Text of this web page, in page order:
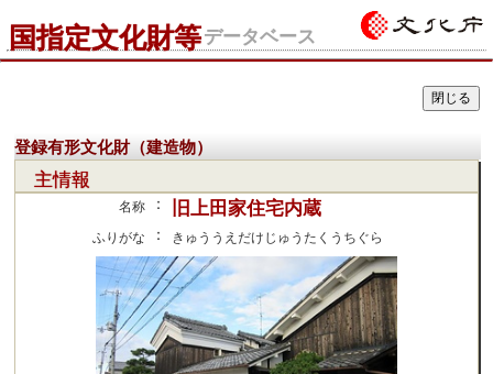
国指定文化財等データベース
登録有形文化財（建造物）
主情報
名称 ： 旧上田家住宅内蔵
ふりがな ： きゅううえだけじゅうたくうちぐら